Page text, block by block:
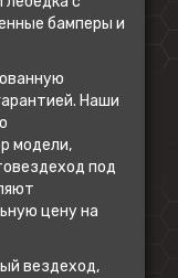
бамперы и
Наши
модели,
под
цену на
вездеход,